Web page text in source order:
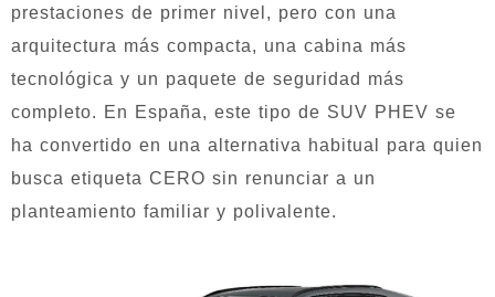
prestaciones de primer nivel, pero con una
arquitectura más compacta, una cabina más
tecnológica y un paquete de seguridad más
completo. En España, este tipo de SUV PHEV se
ha convertido en una alternativa habitual para quien
busca etiqueta CERO sin renunciar a un
planteamiento familiar y polivalente.